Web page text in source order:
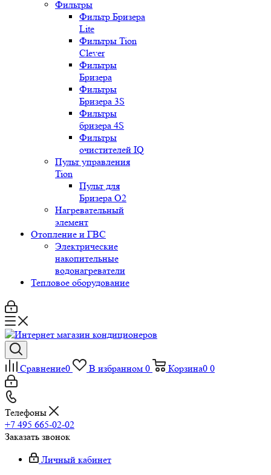
Фильтры
Фильтр Бризера
Lite
Фильтры Tion
Clever
Фильтры
Бризера
Фильтры
Бризера 3S
Фильтры
бризера 4S
Фильтры
очистителей IQ
Пульт управления
Tion
Пульт для
Бризера O2
Нагревательный
элемент
Отопление и ГВС
Электрические
накопительные
водонагреватели
Тепловое оборудование
Сравнение0 В избранном 0 Корзина0 0
Телефоны
+7 495 665-02-02
Заказать звонок
Личный кабинет